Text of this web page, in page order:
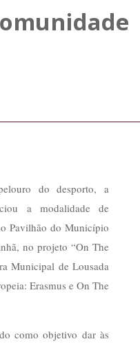
do desporto, a
a modalidade de
Pavilhão do Município
no projeto “On The
Municipal de Lousada
Erasmus e On The
como objetivo dar às